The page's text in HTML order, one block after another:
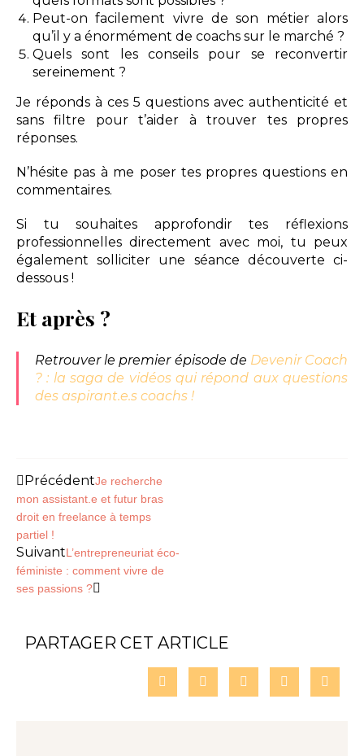
Peut-on facilement vivre de son métier alors
qu’il y a énormément de coachs sur le marché ?
Quels sont les conseils pour se reconvertir
sereinement ?
Je réponds à ces 5 questions avec authenticité et
sans filtre pour t’aider à trouver tes propres
réponses.
N’hésite pas à me poser tes propres questions en
commentaires.
Si tu souhaites approfondir tes réflexions
professionnelles directement avec moi, tu peux
également solliciter une séance découverte ci-
dessous !
Et après ?
Retrouver le premier épisode de Devenir Coach
? : la saga de vidéos qui répond aux questions
des aspirant.e.s coachs !
PrécédentJe recherche
mon assistant.e et futur bras
droit en freelance à temps
partiel !
SuivantL’entrepreneuriat éco-
féministe : comment vivre de
ses passions ?
PARTAGER CET ARTICLE